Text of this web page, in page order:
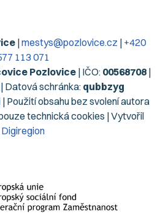
|mestys@pozlovice.cz | +420
113 071
Pozlovice| IČO: 00568708|
| Datová schránka: qubbzyg
| Použití obsahu bez svolení autora
technická cookies | Vytvořil
Digiregion